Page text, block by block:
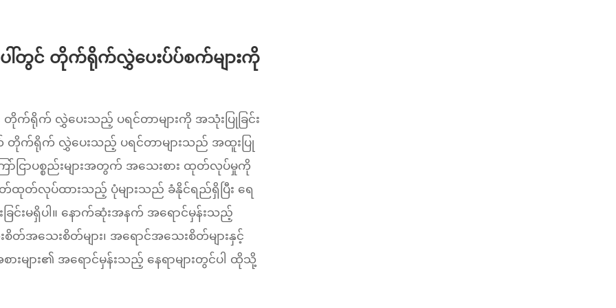
ေါ်တွင် တိုက်ရိုက်လွှဲပေးပ်ပ်စက်များကို
တိုက်ရိုက် လွှဲပေးသည့် ပရင်တာများကို အသုံးပြုခြင်း
က် တိုက်ရိုက် လွှဲပေးသည့် ပရင်တာများသည် အထူးပြု
ြာပစ္စည်းများအတွက် အသေးစား ထုတ်လုပ်မှုကို
ထုတ်လုပ်ထားသည့် ပုံများသည် ခံနိုင်ရည်ရှိပြီး ရေ
ားခြင်းမရှိပါ။ နောက်ဆုံးအနက် အရောင်မှန်းသည့်
အသေးစိတ်များ၊ အရောင်အသေးစိတ်များနှင့်
များ၏ အရောင်မှန်းသည့် နေရာများတွင်ပါ ထိုသို့